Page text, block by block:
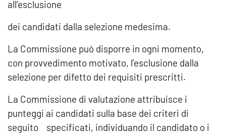
all’esclusione
dei candidati dalla selezione medesima.
La Commissione può disporre in ogni momento,
con provvedimento motivato, l’esclusione dalla
selezione per difetto dei requisiti prescritti.
La Commissione di valutazione attribuisce i
punteggi ai candidati sulla base dei criteri di
seguito specificati, individuando il candidato o i